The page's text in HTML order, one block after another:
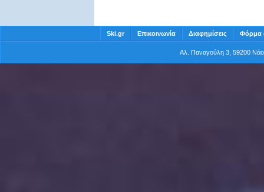
Ski.gr Επικοινωνία Διαφημίσεις Φόρμα
Αλ. Παναγούλη 3, 59200